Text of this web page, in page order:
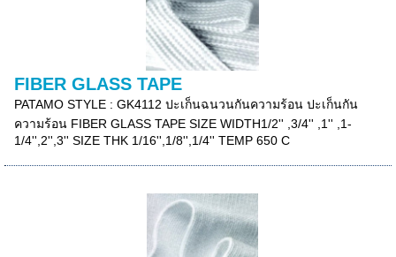
FIBER GLASS TAPE
PATAMO STYLE : GK4112 ปะเก็นฉนวนกันความร้อน ปะเก็นกัน
ความร้อน FIBER GLASS TAPE SIZE WIDTH1/2'' ,3/4'' ,1'' ,1-
1/4'',2'',3'' SIZE THK 1/16'',1/8'',1/4'' TEMP 650 C